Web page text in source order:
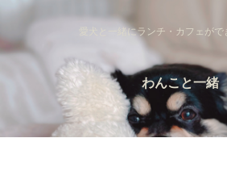
愛犬と一緒にランチ・カフェが
わんこと一緒